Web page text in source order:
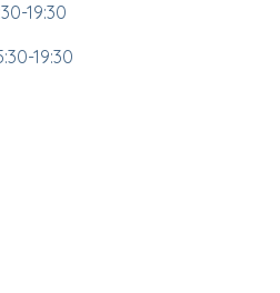
30-19:30
30-19:30